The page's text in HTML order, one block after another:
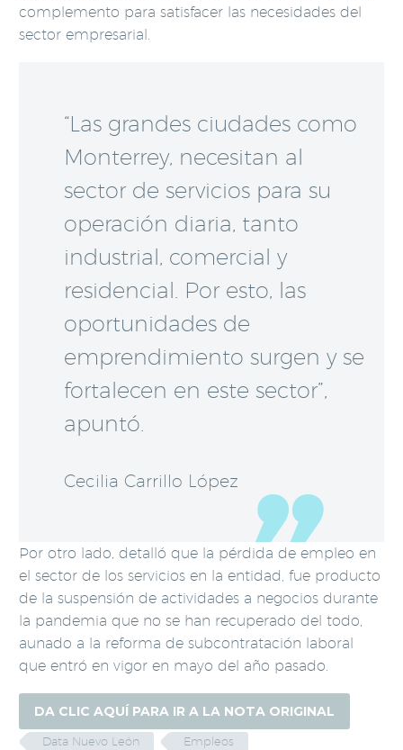
complemento para satisfacer las necesidades del
sector empresarial.
“Las grandes ciudades como
Monterrey, necesitan al
sector de servicios para su
operación diaria, tanto
industrial, comercial y
residencial. Por esto, las
oportunidades de
emprendimiento surgen y se
fortalecen en este sector”,
apuntó.
Cecilia Carrillo López
Por otro lado, detalló que la pérdida de empleo en
el sector de los servicios en la entidad, fue producto
de la suspensión de actividades a negocios durante
la pandemia que no se han recuperado del todo,
aunado a la reforma de subcontratación laboral
que entró en vigor en mayo del año pasado.
DA CLIC AQUÍ PARA IR A LA NOTA ORIGINAL
Data Nuevo León Empleos